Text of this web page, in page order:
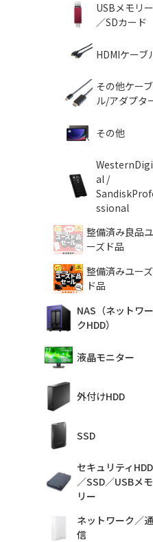
USBメモリー
／SDカード
HDMIケーブ
その他ケーブ
ル/アダプタ
その他
al /
ssional
整備済み良品ユ
ーズド品
整備済みユーズ
ド品
NAS（ネットワー
クHDD）
液晶モニター
外付けHDD
SSD
セキュリティHDD
／SSD／USBメモ
リー
ネットワーク／通
信